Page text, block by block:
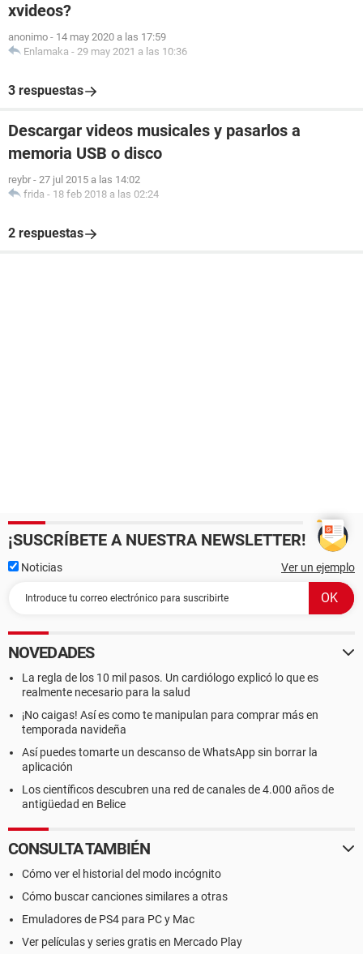
xvideos?
anonimo - 14 may 2020 a las 17:59
Enlamaka - 29 may 2021 a las 10:36
3 respuestas
Descargar videos musicales y pasarlos a
memoria USB o disco
reybr - 27 jul 2015 a las 14:02
frida - 18 feb 2018 a las 02:24
2 respuestas
¡SUSCRÍBETE A NUESTRA NEWSLETTER!
Noticias Ver un ejemplo
NOVEDADES
La regla de los 10 mil pasos. Un cardiólogo explicó lo que es
realmente necesario para la salud
¡No caigas! Así es como te manipulan para comprar más en
temporada navideña
Así puedes tomarte un descanso de WhatsApp sin borrar la
aplicación
Los científicos descubren una red de canales de 4.000 años de
antigüedad en Belice
CONSULTA TAMBIÉN
Cómo ver el historial del modo incógnito
Cómo buscar canciones similares a otras
Emuladores de PS4 para PC y Mac
Ver películas y series gratis en Mercado Play